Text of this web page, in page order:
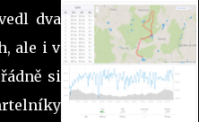
dva
ale i v
si